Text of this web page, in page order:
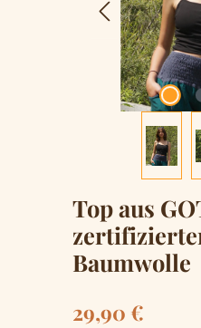
Top aus
Baumwolle
Regulärer Preis:
29,90 €